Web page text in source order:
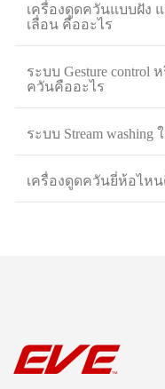
เครื่องดูดควันแบบฝัง
เลื่อน คืออะไร
ระบบ Gesture control
ควันคืออะไร
ระบบ Stream
เครื่องดูดควันยี่ห้อไห